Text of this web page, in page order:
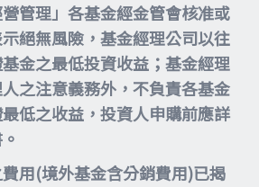
營管理」各基金經金管會核准或
絕無風險，基金經理公司以往
金之最低投資收益；基金經理
之注意義務外，不負責各基金
低之收益，投資人申購前應詳
用(境外基金含分銷費用)已揭